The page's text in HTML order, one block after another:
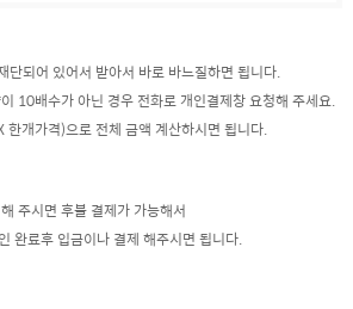
단되어 있어서 받아서 바로 바느질하면 됩니다.
10배수가 아닌 경우 전화로 개인결제창 요청해 주세요.
한개가격)으로 전체 금액 계산하시면 됩니다.
주시면 후불 결제가 가능해서
완료후 입금이나 결제 해주시면 됩니다.